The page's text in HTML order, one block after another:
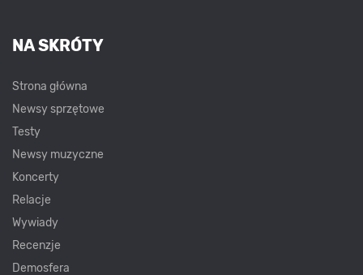
NA SKRÓTY
Strona główna
Newsy sprzętowe
Testy
Newsy muzyczne
Koncerty
Relacje
Wywiady
Recenzje
Demosfera